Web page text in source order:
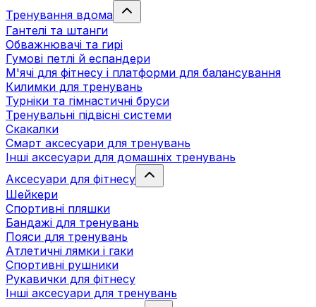
Тренування вдома
Гантелі та штанги
Обважнювачі та гирі
Гумові петлі й еспандери
М'ячі для фітнесу і платформи для балансування
Килимки для тренувань
Турніки та гімнастичні бруси
Тренувальні підвісні системи
Скакалки
Смарт аксесуари для тренувань
Інші аксесуари для домашніх тренувань
Аксесуари для фітнесу
Шейкери
Спортивні пляшки
Бандажі для тренувань
Пояси для тренувань
Атлетичні лямки і гаки
Спортивні рушники
Рукавички для фітнесу
Інші аксесуари для тренувань